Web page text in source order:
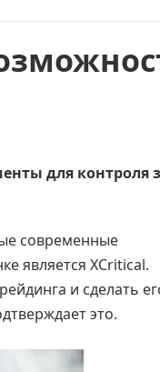
для контроля
современные
является XCritical.
и сделать
это.